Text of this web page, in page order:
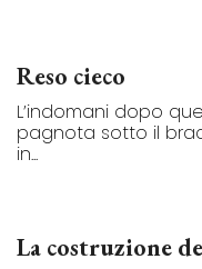
Reso cieco
L’indomani dopo
pagnota sotto il
in...
La costruzione